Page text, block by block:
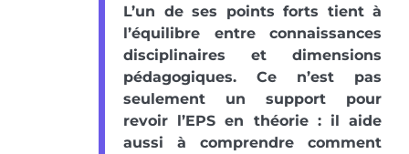
L’un de ses points forts tient à
l’équilibre entre connaissances
disciplinaires et dimensions
pédagogiques. Ce n’est pas
seulement un support pour
revoir l’EPS en théorie : il aide
aussi à comprendre comment